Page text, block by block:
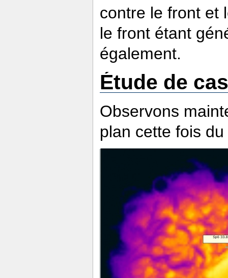
contre le front et
le front étant
également.
Étude de
Observons
plan cette fois